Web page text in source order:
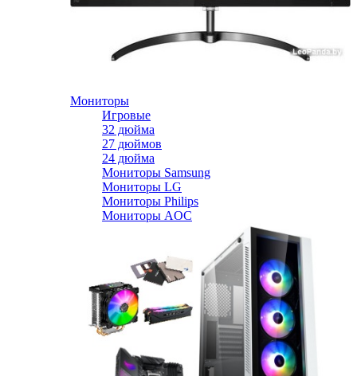
Мониторы
Игровые
32 дюйма
27 дюймов
24 дюйма
Мониторы Samsung
Мониторы LG
Мониторы Philips
Мониторы AOC